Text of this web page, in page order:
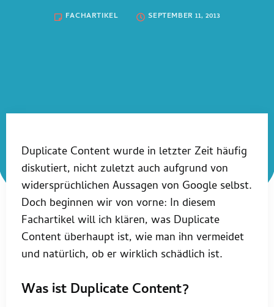
FACHARTIKEL SEPTEMBER 11, 2013
Duplicate Content wurde in letzter Zeit häufig
diskutiert, nicht zuletzt auch aufgrund von
widersprüchlichen Aussagen von Google selbst.
Doch beginnen wir von vorne: In diesem
Fachartikel will ich klären, was Duplicate
Content überhaupt ist, wie man ihn vermeidet
und natürlich, ob er wirklich schädlich ist.
Was ist Duplicate Content?